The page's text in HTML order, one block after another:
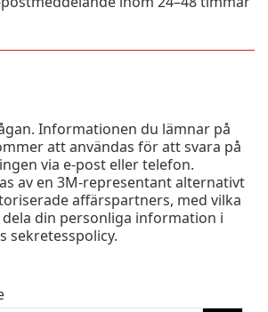
Informationen du lämnar på
att användas för att svara på
via e-post eller telefon.
av en 3M-representant alternativt
affärspartners, med vilka
din personliga information i
sekretesspolicy.